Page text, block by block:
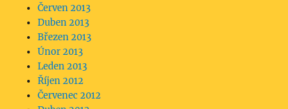
Červen 2013
Duben 2013
Březen 2013
Únor 2013
Leden 2013
Říjen 2012
Červenec 2012